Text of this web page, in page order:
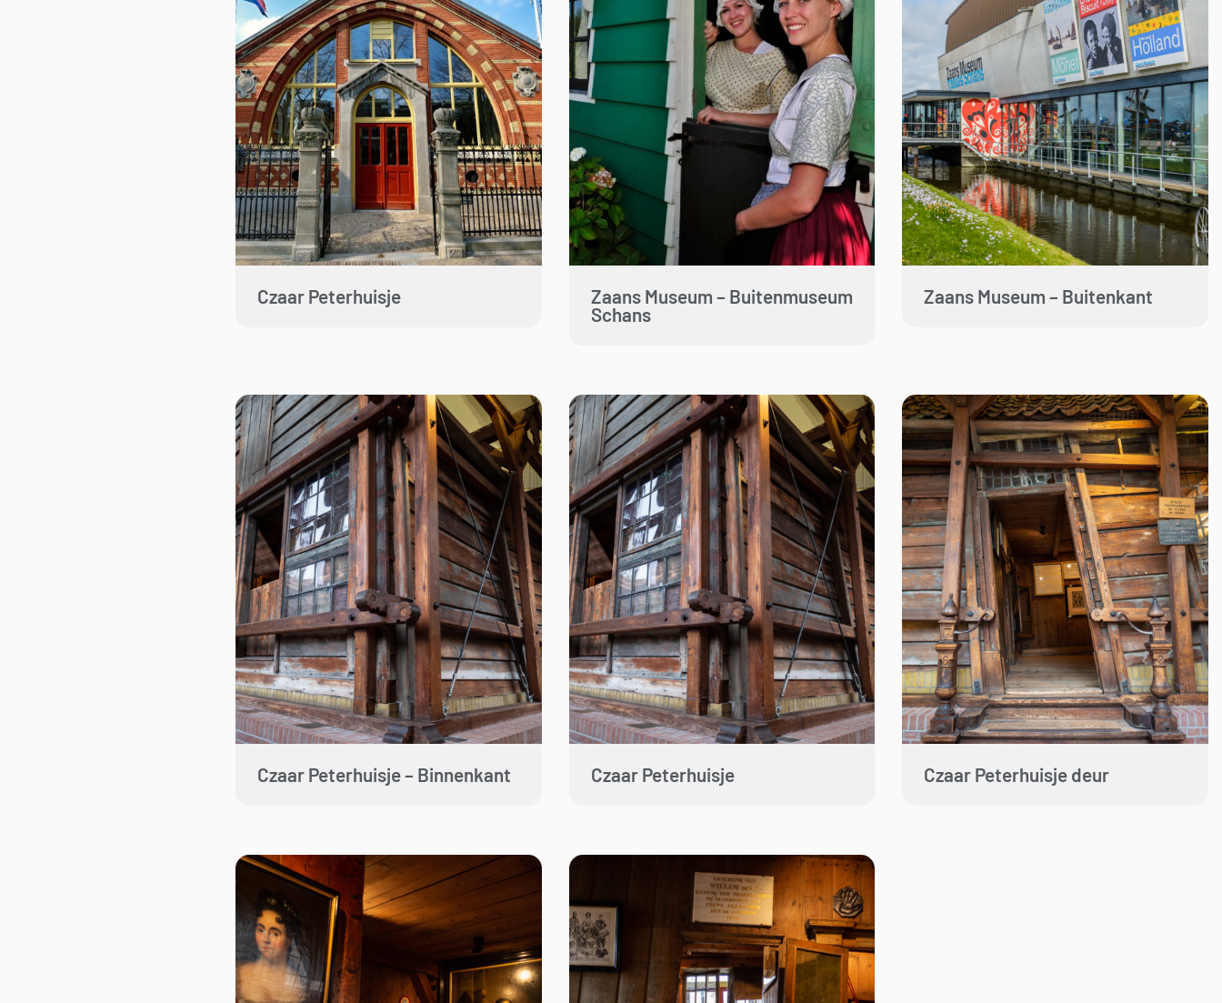
Czaar Peterhuisje
Zaans Museum – Buitenmuseum
Schans
Zaans Museum – Buitenkant
Czaar Peterhuisje – Binnenkant Czaar Peterhuisje Czaar Peterhuisje deur